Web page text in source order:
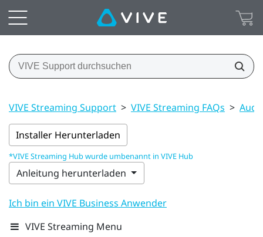
VIVE Streaming Support > VIVE Streaming FAQs >
Installer Herunterladen
*VIVE Streaming Hub wurde umbenannt in VIVE Hub
Anleitung herunterladen
Ich bin ein VIVE Business Anwender
VIVE Streaming Menu